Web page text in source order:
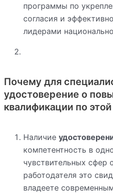
программы по
согласия и
лидерами
Почему для
удостоверение о
квалификации по
Наличие
компетентность в
чувствительных сфер
работодателя это
владеете